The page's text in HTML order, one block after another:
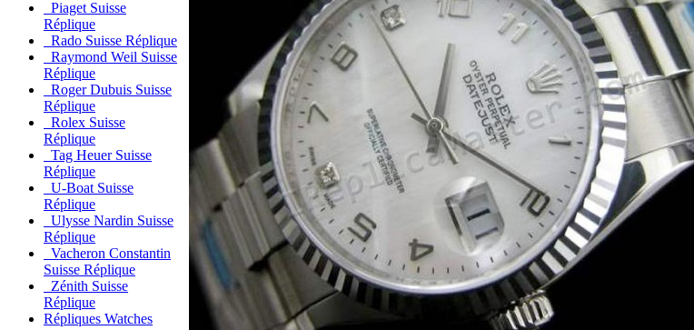
Piaget Suisse
Réplique
Rado Suisse Réplique
Raymond Weil Suisse
Réplique
Roger Dubuis Suisse
Réplique
Rolex Suisse
Réplique
Tag Heuer Suisse
Réplique
U-Boat Suisse
Réplique
Ulysse Nardin Suisse
Réplique
Vacheron Constantin
Suisse Réplique
Zénith Suisse
Réplique
Répliques Watches